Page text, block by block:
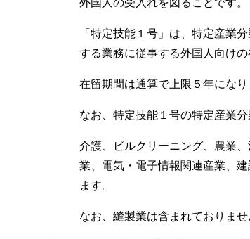
外国人の受入れを図ることです。
「特定技能１号」は、特定産業
する業務に従事する外国人向けの
在留期間は通算で上限５年になり
なお、特定技能１号の特定産業
介護、ビルクリーニング、農業
業、電気・電子情報関連産業、
ます。
なお、縫製業は含まれておりませ